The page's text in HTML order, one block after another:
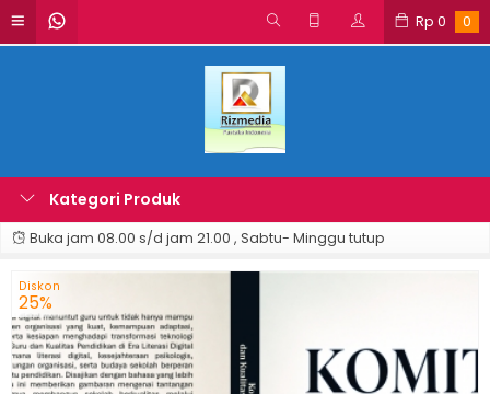
Rp 0 0
Kategori Produk
Buka jam 08.00 s/d jam 21.00 , Sabtu- Minggu tutup
Diskon
25%